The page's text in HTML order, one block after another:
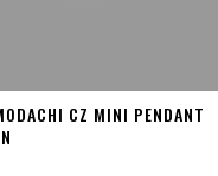
CZ MINI PENDANT